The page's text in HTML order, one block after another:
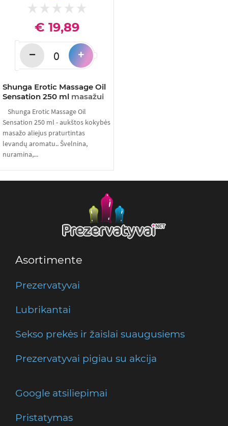
Shunga Erotic Massage Oil
Sensation 250 ml masažui
€ 19,89
− +
Shunga Erotic Massage Oil
Sensation 250 ml - aukštos kokybės
masažo aliejus praturtintas
levandų aromatu.. Švelnina,
nuramina,...
Asortimente
Prezervatyvai
Lubrikantai
Sekso prekės ir žaislai suaugusiems
Prezervatyvai pigiau su akcija
Google atsiliepimai
Pristatymas